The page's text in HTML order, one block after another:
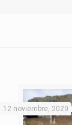
12 noviembre, 2020